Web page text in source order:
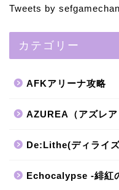
Tweets by
カテゴリー
AFKアリーナ攻略
AZUREA（アズレ
De:Lithe(ディライ
Echocalypse -緋紅